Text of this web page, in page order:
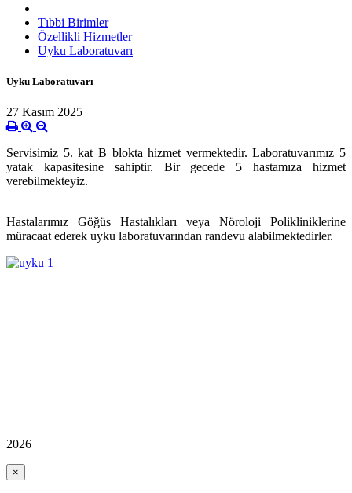
Tıbbi Birimler
Özellikli Hizmetler
Uyku Laboratuvarı
Uyku Laboratuvarı
27 Kasım 2025
Servisimiz 5. kat B blokta hizmet vermektedir. Laboratuvarımız 5
yatak kapasitesine sahiptir. Bir gecede 5 hastamıza hizmet
verebilmekteyiz.
Hastalarımız Göğüs Hastalıkları veya Nöroloji Polikliniklerine
müracaat ederek uyku laboratuvarından randevu alabilmektedirler.
2026
×